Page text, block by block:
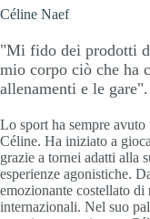
Céline Naef
"Mi fido dei prodotti
mio corpo ciò che ha
allenamenti e le gare".
Lo sport ha sempre
Céline. Ha iniziato a
grazie a tornei adatti alla
esperienze agonistiche.
emozionante costellato di
internazionali. Nel suo